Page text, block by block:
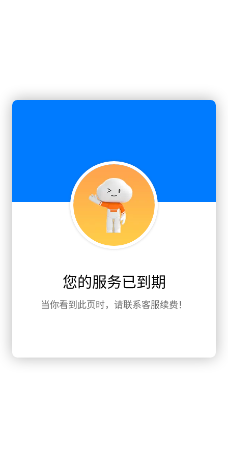
您的服务已到期
当你看到此页时，请联系客服续费！